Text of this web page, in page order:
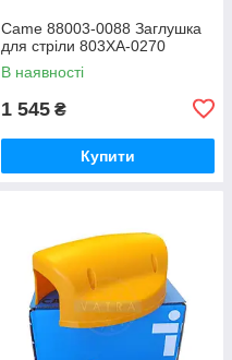
Came 88003-0088 Заглушка
для стріли 803XA-0270
В наявності
1 545 ₴
Купити